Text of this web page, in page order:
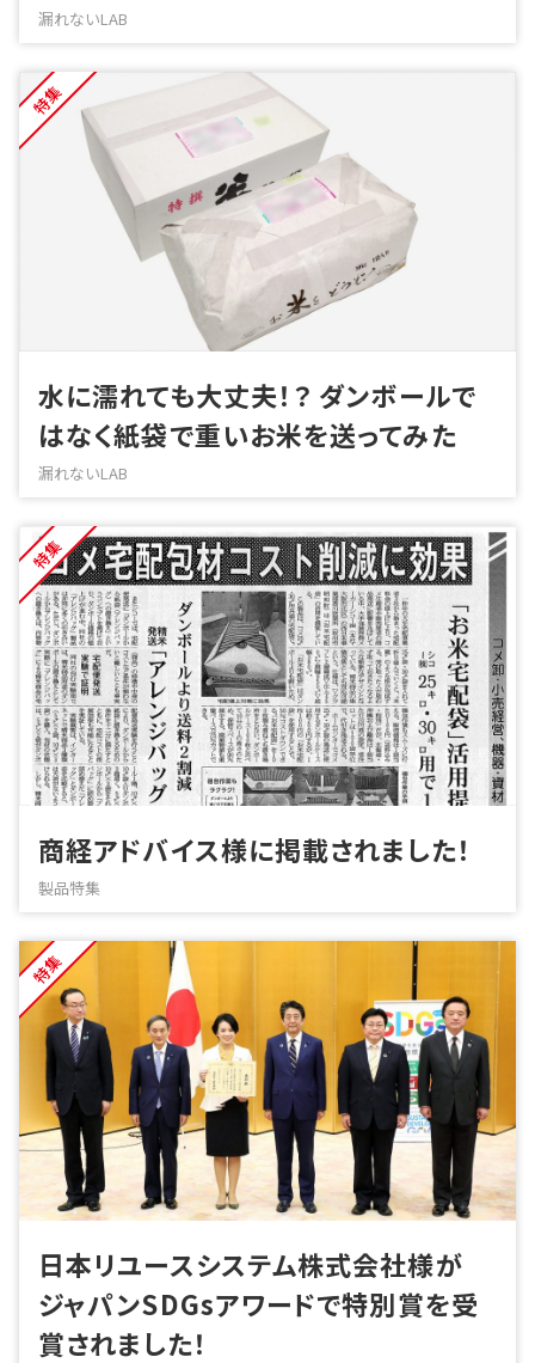
漏れないLAB
特集
水に濡れても大丈夫！？ ダンボールで
はなく紙袋で重いお米を送ってみた
漏れないLAB
特集
商経アドバイス様に掲載されました！
製品特集
特集
日本リユースシステム株式会社様が
ジャパンSDGsアワードで特別賞を受
賞されました！